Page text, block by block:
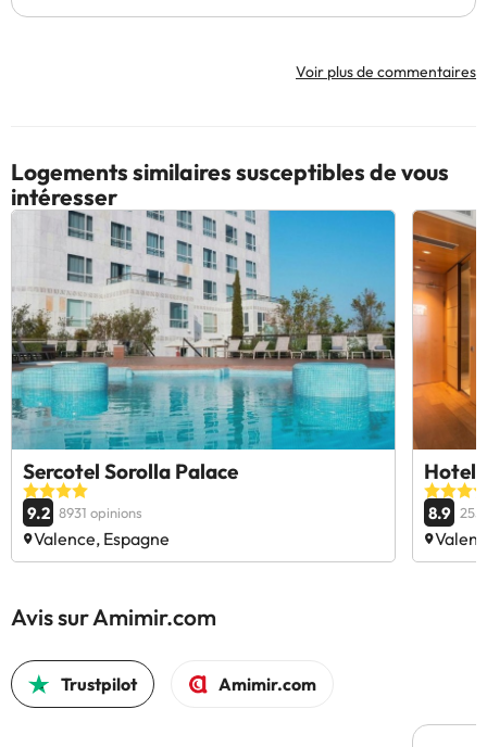
Voir plus de commentaires
Logements similaires susceptibles de vous
intéresser
Sercotel Sorolla Palace
9.2 8931 opinions
Valence, Espagne
Hotel
8.9
Avis sur Amimir.com
Trustpilot Amimir.com